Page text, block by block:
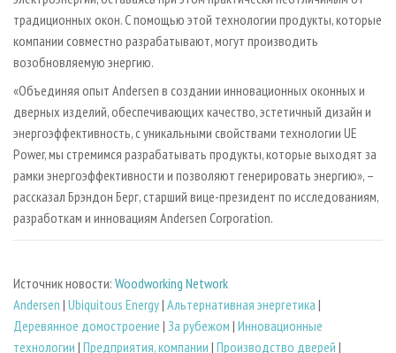
традиционных окон. С помощью этой технологии продукты, которые
компании совместно разрабатывают, могут производить
возобновляемую энергию.
«Объединяя опыт Andersen в создании инновационных оконных и
дверных изделий, обеспечивающих качество, эстетичный дизайн и
энергоэффективность, с уникальными свойствами технологии UE
Power, мы стремимся разрабатывать продукты, которые выходят за
рамки энергоэффективности и позволяют генерировать энергию», –
рассказал Брэндон Берг, старший вице-президент по исследованиям,
разработкам и инновациям Andersen Corporation.
Источник новости: Woodworking Network
Andersen | Ubiquitous Energy| Альтернативная энергетика |
Деревянное домостроение | За рубежом | Инновационные
технологии | Предприятия, компании | Производство дверей |